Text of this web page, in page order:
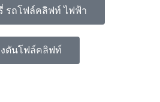
รถโฟล์คลิฟท์ ไฟฟ้า
งตันโฟล์คลิฟท์